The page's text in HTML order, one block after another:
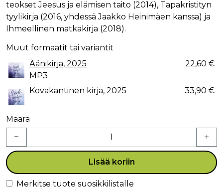
teokset Jeesus ja elämisen taito (2014), Tapakristityn
tyylikirja (2016, yhdessä Jaakko Heinimäen kanssa) ja
Ihmeellinen matkakirja (2018).
Muut formaatit tai variantit
Äänikirja, 2025
MP3
22,60 €
Kovakantinen kirja, 2025 33,90 €
Määrä
Lisää koriin
Merkitse tuote suosikkilistalle